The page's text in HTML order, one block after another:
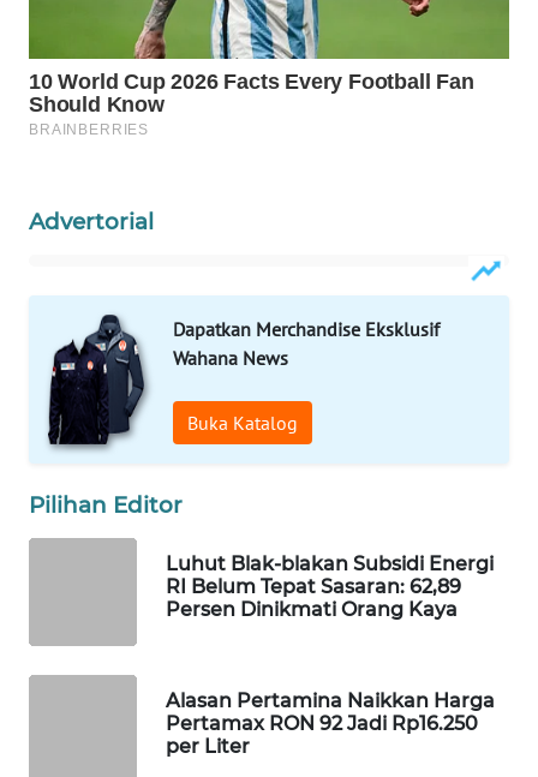
Advertorial
Dapatkan Merchandise Eksklusif
Wahana News
Buka Katalog
Pilihan Editor
Luhut Blak-blakan Subsidi Energi
RI Belum Tepat Sasaran: 62,89
Persen Dinikmati Orang Kaya
Alasan Pertamina Naikkan Harga
Pertamax RON 92 Jadi Rp16.250
per Liter
WAHANA
TRAVEL
WAHANANEWS
WAHANANEWS
CO ID
WAHANANEWS
NET
WAHANA
WAHANA